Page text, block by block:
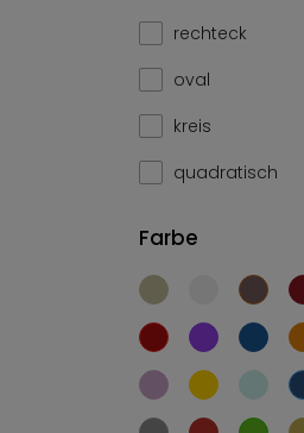
rechteck
oval
kreis
quadratisch
Farbe